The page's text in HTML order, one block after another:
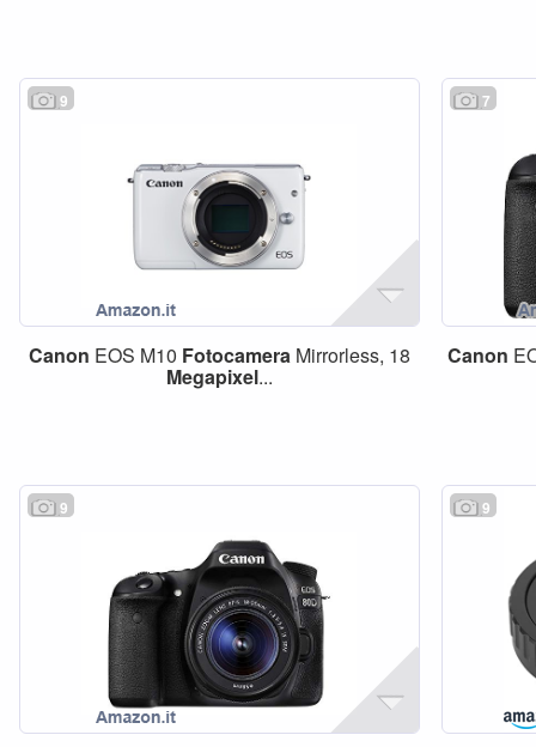
9
Canon EOS M10 FotocameraMirrorless, 18
Megapixel...
7
Canon
9 9